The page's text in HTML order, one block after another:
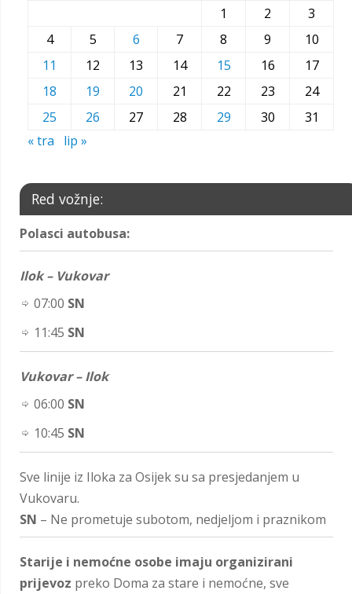
1 2
3
4
5 6 7 8 9
10
11
12 13 14 15 16
17
18
19 20 21 22 23
24
25
26 27 28 29 30
31
« tra
lip »
Red vožnje:
Polasci autobusa:
Ilok – Vukovar
07:00 SN
11:45 SN
Vukovar – Ilok
06:00 SN
10:45 SN
Sve linije iz Iloka za Osijek su sa presjedanjem u
Vukovaru.
SN – Ne prometuje subotom, nedjeljom i praznikom
Starije i nemoćne osobe imaju organizirani
prijevoz preko Doma za stare i nemoćne, sve